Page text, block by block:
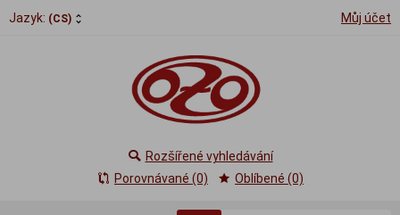
Jazyk: (CS) Můj účet
Rozšířené vyhledávání
Porovnávané (0)
Oblíbené (0)